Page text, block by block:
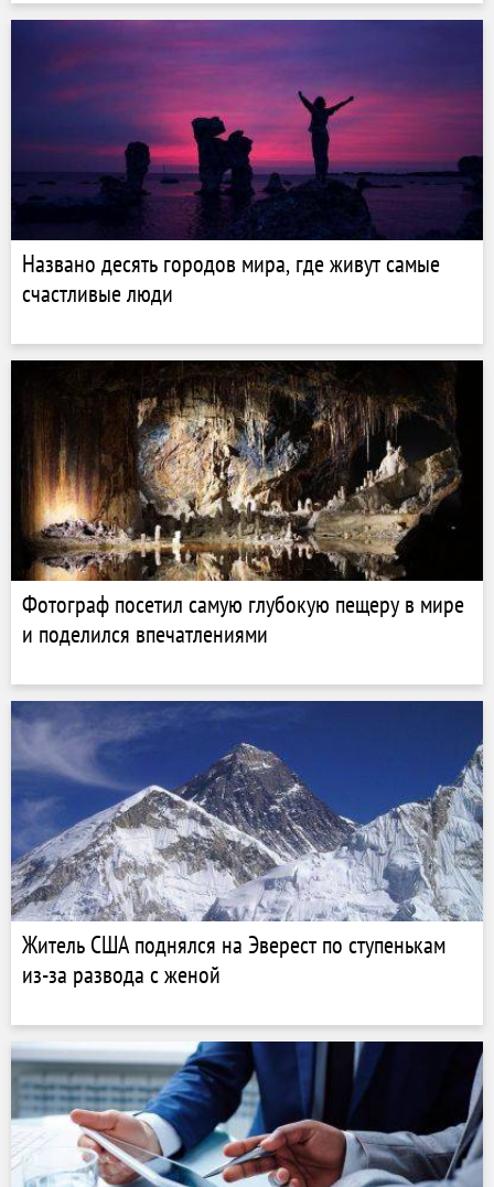
Названо десять городов мира, где живут самые
счастливые люди
Фотограф посетил самую глубокую пещеру в мире
и поделился впечатлениями
Житель США поднялся на Эверест по ступенькам
из-за развода с женой